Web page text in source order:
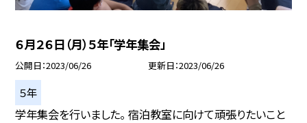
６月２６日（月）５年「学年集会」
公開日 2023/06/26 更新日 2023/06/26
５年
学年集会を行いました。 宿泊教室に向けて頑張りたいこと